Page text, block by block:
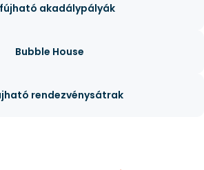
akadálypályák
Bubble House
rendezvénysátrak